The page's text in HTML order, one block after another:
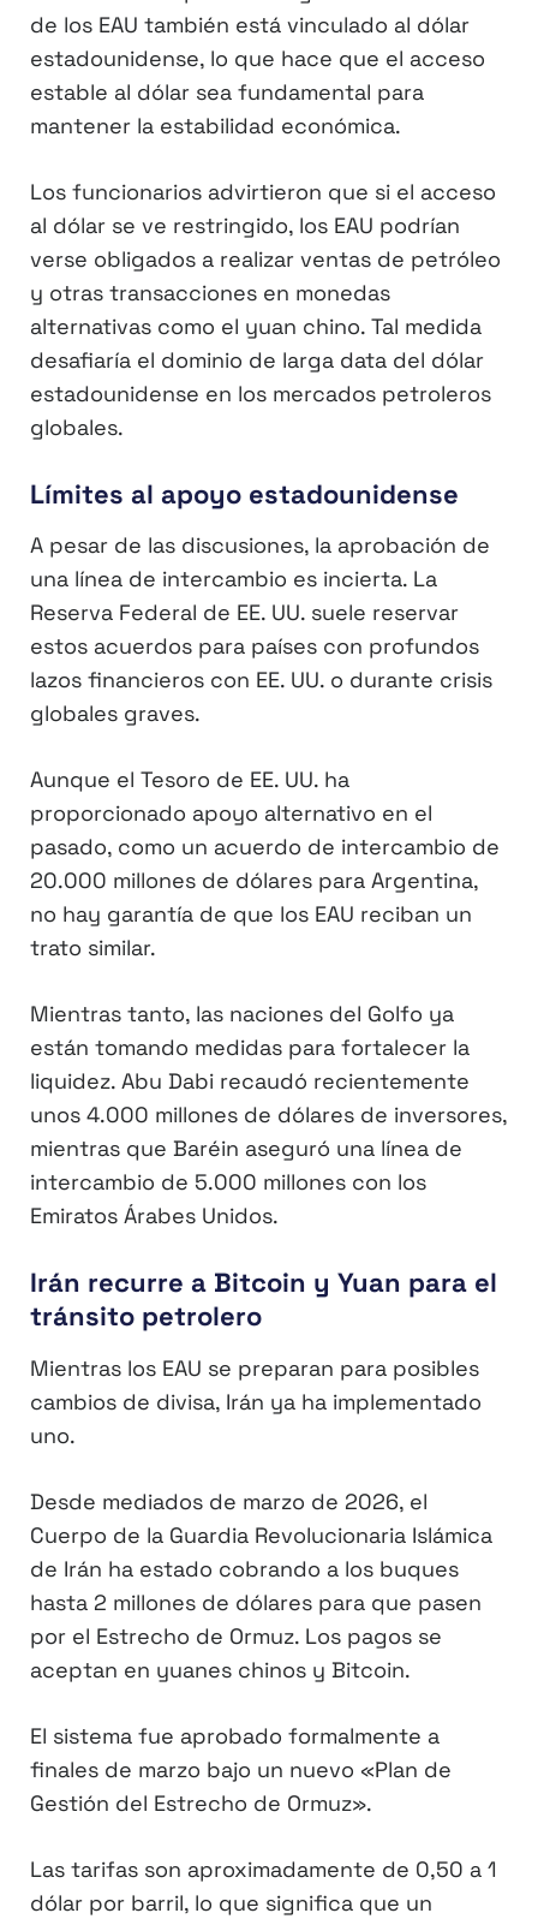
de los EAU también está vinculado al dólar
estadounidense, lo que hace que el acceso
estable al dólar sea fundamental para
mantener la estabilidad económica.
Los funcionarios advirtieron que si el acceso
al dólar se ve restringido, los EAU podrían
verse obligados a realizar ventas de petróleo
y otras transacciones en monedas
alternativas como el yuan chino. Tal medida
desafiaría el dominio de larga data del dólar
estadounidense en los mercados petroleros
globales.
Límites al apoyo estadounidense
A pesar de las discusiones, la aprobación de
una línea de intercambio es incierta. La
Reserva Federal de EE. UU. suele reservar
estos acuerdos para países con profundos
lazos financieros con EE. UU. o durante crisis
globales graves.
Aunque el Tesoro de EE. UU. ha
proporcionado apoyo alternativo en el
pasado, como un acuerdo de intercambio de
20.000 millones de dólares para Argentina,
no hay garantía de que los EAU reciban un
trato similar.
Mientras tanto, las naciones del Golfo ya
están tomando medidas para fortalecer la
liquidez. Abu Dabi recaudó recientemente
unos 4.000 millones de dólares de inversores,
mientras que Baréin aseguró una línea de
intercambio de 5.000 millones con los
Emiratos Árabes Unidos.
Irán recurre a Bitcoin y Yuan para el
tránsito petrolero
Mientras los EAU se preparan para posibles
cambios de divisa, Irán ya ha implementado
uno.
Desde mediados de marzo de 2026, el
Cuerpo de la Guardia Revolucionaria Islámica
de Irán ha estado cobrando a los buques
hasta 2 millones de dólares para que pasen
por el Estrecho de Ormuz. Los pagos se
aceptan en yuanes chinos y Bitcoin.
El sistema fue aprobado formalmente a
finales de marzo bajo un nuevo «Plan de
Gestión del Estrecho de Ormuz».
Las tarifas son aproximadamente de 0,50 a 1
dólar por barril, lo que significa que un